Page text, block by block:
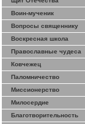
Воин-мученик
Вопросы священнику
Воскресная школа
Православные чудеса
Ковчежец
Паломничество
Миссионерство
Милосердие
Благотворительность